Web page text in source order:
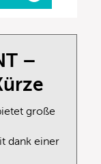
–
große
dank einer